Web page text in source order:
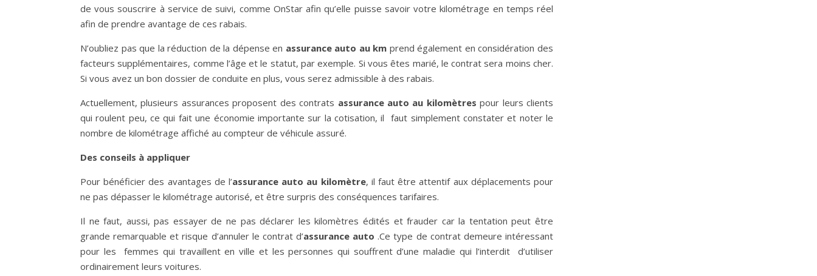
de vous souscrire à service de suivi, comme OnStar afin qu’elle puisse savoir votre kilométrage en temps réel
afin de prendre avantage de ces rabais.
N’oubliez pas que la réduction de la dépense en assurance auto au km prend également en considération des
facteurs supplémentaires, comme l’âge et le statut, par exemple. Si vous êtes marié, le contrat sera moins cher.
Si vous avez un bon dossier de conduite en plus, vous serez admissible à des rabais.
Actuellement, plusieurs assurances proposent des contrats assurance auto au kilomètres pour leurs clients
qui roulent peu, ce qui fait une économie importante sur la cotisation, il faut simplement constater et noter le
nombre de kilométrage affiché au compteur de véhicule assuré.
Des conseils à appliquer
Pour bénéficier des avantages de l’assurance auto au kilomètre, il faut être attentif aux déplacements pour
ne pas dépasser le kilométrage autorisé, et être surpris des conséquences tarifaires.
Il ne faut, aussi, pas essayer de ne pas déclarer les kilomètres édités et frauder car la tentation peut être
grande remarquable et risque d’annuler le contrat d’assurance auto .Ce type de contrat demeure intéressant
pour les femmes qui travaillent en ville et les personnes qui souffrent d’une maladie qui l’interdit d’utiliser
ordinairement leurs voitures.